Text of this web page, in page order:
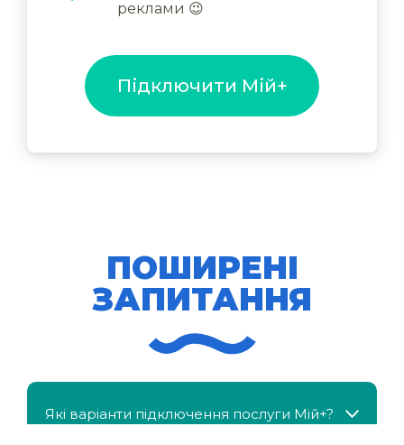
реклами 😉
Підключити Мій+
ПОШИРЕНІ
ЗАПИТАННЯ
Які варіанти підключення послуги Мій+?